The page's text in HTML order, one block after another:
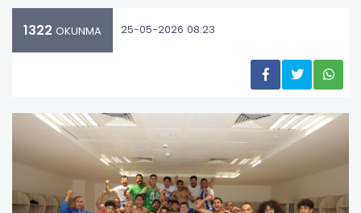
1322 OKUNMA 25-05-2026 08:23